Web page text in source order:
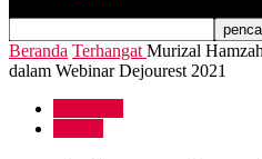
Beranda Terhangat Murizal
dalam Webinar Dejourest 2021